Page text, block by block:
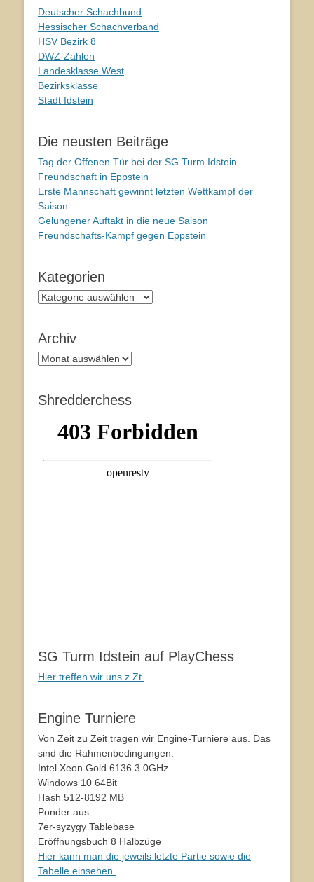
Deutscher Schachbund
Hessischer Schachverband
HSV Bezirk 8
DWZ-Zahlen
Landesklasse West
Bezirksklasse
Stadt Idstein
Die neusten Beiträge
Tag der Offenen Tür bei der SG Turm Idstein
Freundschaft in Eppstein
Erste Mannschaft gewinnt letzten Wettkampf der
Saison
Gelungener Auftakt in die neue Saison
Freundschafts-Kampf gegen Eppstein
Kategorien
Kategorien
Archiv
Archiv
Shredderchess
SG Turm Idstein auf PlayChess
Hier treffen wir uns z.Zt.
Engine Turniere
Von Zeit zu Zeit tragen wir Engine-Turniere aus. Das
sind die Rahmenbedingungen:
Intel Xeon Gold 6136 3.0GHz
Windows 10 64Bit
Hash 512-8192 MB
Ponder aus
7er-syzygy Tablebase
Eröffnungsbuch 8 Halbzüge
Hier kann man die jeweils letzte Partie sowie die
Tabelle einsehen.